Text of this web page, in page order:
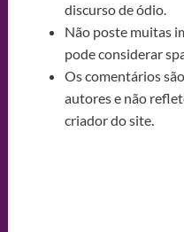
discurso de ódio.
Não poste muitas
pode considerar
Os comentários
autores e não
criador do site.